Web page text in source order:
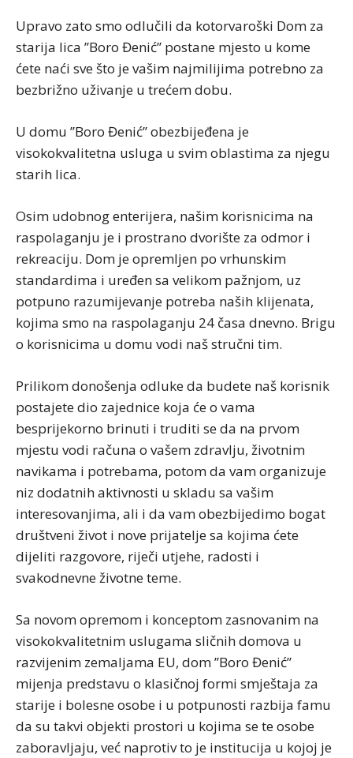
Upravo zato smo odlučili da kotorvaroški Dom za
starija lica ’’Boro Đenić’’ postane mjesto u kome
ćete naći sve što je vašim najmilijima potrebno za
bezbrižno uživanje u trećem dobu.
U domu ’’Boro Đenić’’ obezbijeđena je
visokokvalitetna usluga u svim oblastima za njegu
starih lica.
Osim udobnog enterijera, našim korisnicima na
raspolaganju je i prostrano dvorište za odmor i
rekreaciju. Dom je opremljen po vrhunskim
standardima i uređen sa velikom pažnjom, uz
potpuno razumijevanje potreba naših klijenata,
kojima smo na raspolaganju 24 časa dnevno. Brigu
o korisnicima u domu vodi naš stručni tim.
Prilikom donošenja odluke da budete naš korisnik
postajete dio zajednice koja će o vama
besprijekorno brinuti i truditi se da na prvom
mjestu vodi računa o vašem zdravlju, životnim
navikama i potrebama, potom da vam organizuje
niz dodatnih aktivnosti u skladu sa vašim
interesovanjima, ali i da vam obezbijedimo bogat
društveni život i nove prijatelje sa kojima ćete
dijeliti razgovore, riječi utjehe, radosti i
svakodnevne životne teme.
Sa novom opremom i konceptom zasnovanim na
visokokvalitetnim uslugama sličnih domova u
razvijenim zemaljama EU, dom ’’Boro Đenić’’
mijenja predstavu o klasičnoj formi smještaja za
starije i bolesne osobe i u potpunosti razbija famu
da su takvi objekti prostori u kojima se te osobe
zaboravljaju, već naprotiv to je institucija u kojoj je